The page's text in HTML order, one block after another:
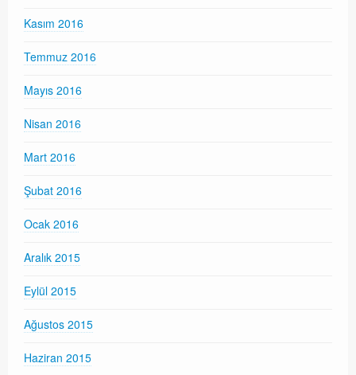
Kasım 2016
Temmuz 2016
Mayıs 2016
Nisan 2016
Mart 2016
Şubat 2016
Ocak 2016
Aralık 2015
Eylül 2015
Ağustos 2015
Haziran 2015